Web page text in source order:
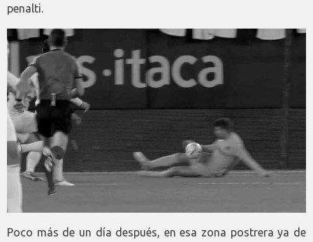
penalti.
Poco más de un día después, en esa zona postrera ya de